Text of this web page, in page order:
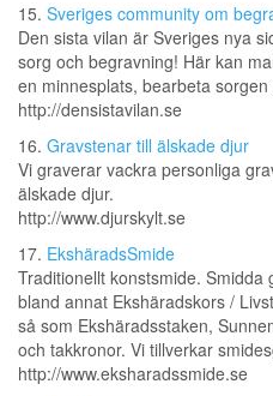
15. Sveriges community om
Den sista vilan är Sveriges nya
sorg och begravning! Här kan
en minnesplats, bearbeta
http://densistavilan.se
16. Gravstenar till älskade djur
Vi graverar vackra personliga
älskade djur.
http://www.djurskylt.se
17. EkshäradsSmide
Traditionellt konstsmide.
bland annat Ekshäradskors /
så som Ekshäradsstaken,
och takkronor. Vi tillverkar
http://www.eksharadssmide.se